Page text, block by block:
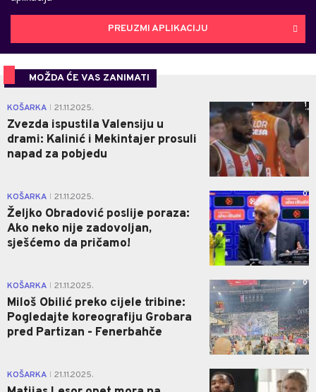
PREUZMI APLIKACIJU
MOŽDA ĆE VAS ZANIMATI
KOŠARKA 21.11.2025.
Zvezda ispustila Valensiju u
drami: Kalinić i Mekintajer prosuli
napad za pobjedu
1
KOŠARKA 21.11.2025.
Željko Obradović poslije poraza:
Ako neko nije zadovoljan,
sješćemo da pričamo!
0
KOŠARKA 21.11.2025.
Miloš Obilić preko cijele tribine:
Pogledajte koreografiju Grobara
pred Partizan - Fenerbahče
0
KOŠARKA 21.11.2025. 0